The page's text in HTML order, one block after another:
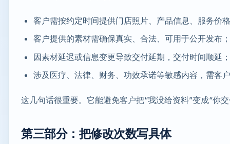
客户需按约定时间提供门店照片、产品信息、服务价
客户提供的素材需确保真实、合法、可用于公开发布；
因素材延迟或信息变更导致交付延期，交付时间顺延；
涉及医疗、法律、财务、功效承诺等敏感内容，需客
这几句话很重要。它能避免客户把“我没给资料”变成“你
第三部分：把修改次数写具体